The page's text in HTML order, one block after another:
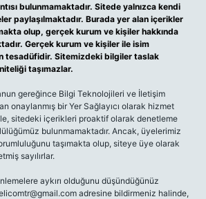
bulunmamaktadır. Sitede yalnızca kendi
paylaşılmaktadır. Burada yer alan içerikler
olup, gerçek kurum ve kişiler hakkında
Gerçek kurum ve kişiler ile isim
tesadüfidir. Sitemizdeki bilgiler taslak
taşımazlar.
gereğince Bilgi Teknolojileri ve İletişim
onaylanmış bir Yer Sağlayıcı olarak hizmet
sitedeki içerikleri proaktif olarak denetleme
bulunmamaktadır. Ancak, üyelerimiz
taşımakta olup, siteye üye olarak
sayılırlar.
aykırı olduğunu düşündüğünüz
adresine bildirmeniz halinde,